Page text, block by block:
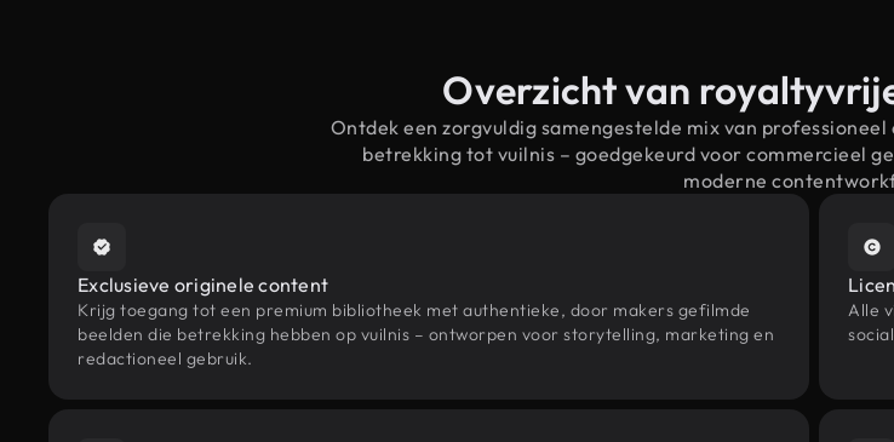
Overzicht van
Ontdek een zorgvuldig samengestelde mix van
betrekking tot vuilnis – goedgekeurd voor commercieel
moderne
Exclusieve originele content
Krijg toegang tot een premium bibliotheek met authentieke, door makers gefilmde
beelden die betrekking hebben op vuilnis – ontworpen voor storytelling, marketing en
redactioneel gebruik.
Alle